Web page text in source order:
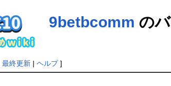
9betbcomm の
最終更新| ヘルプ]